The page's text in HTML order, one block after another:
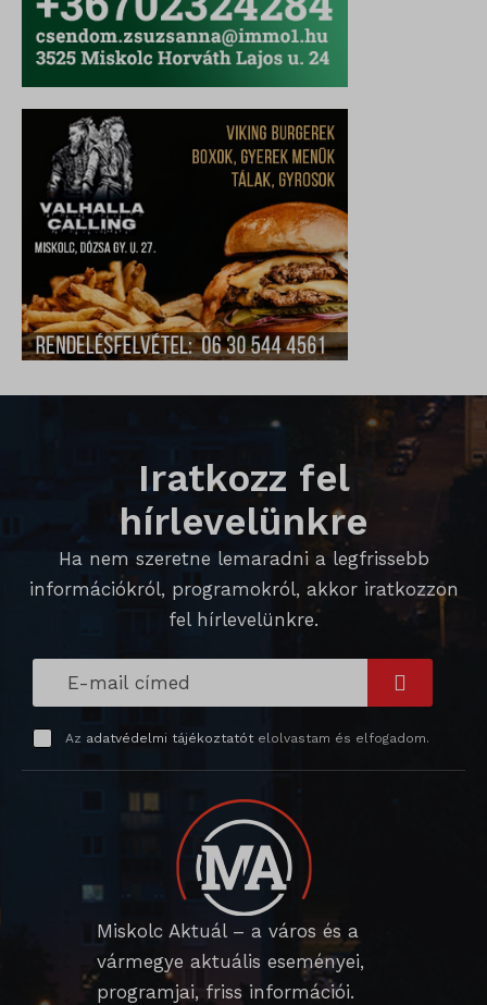
Iratkozz fel
hírlevelünkre
Ha nem szeretne lemaradni a legfrissebb
információkról, programokról, akkor iratkozzon
fel hírlevelünkre.
Az adatvédelmi tájékoztatótelolvastam és elfogadom.
Miskolc Aktuál – a város és a
vármegye aktuális eseményei,
programjai, friss információi.